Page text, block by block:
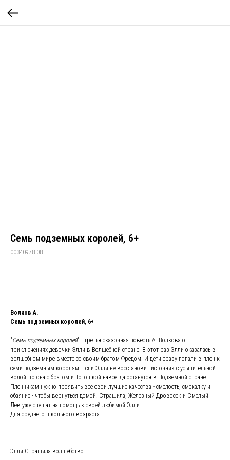
Семь подземных королей, 6+
00340978-08
Волков А.
Семь подземных королей, 6+
"Семь подземных королей" - третья сказочная повесть А. Волкова о
приключениях девочки Элли в Волшебной стране. В этот раз Элли оказалась в
волшебном мире вместе со своим братом Фредом. И дети сразу попали в плен к
семи подземным королям. Если Элли не восстановит источник с усыпительной
водой, то она с братом и Тотошкой навсегда останутся в Подземной стране.
Пленникам нужно проявить все свои лучшие качества - смелость, смекалку и
обаяние - чтобы вернуться домой. Страшила, Железный Дровосек и Смелый
Лев уже спешат на помощь к своей любимой Элли.
Для среднего школьного возраста.
Элли Страшила волшебство